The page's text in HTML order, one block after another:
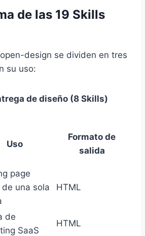
de las 19 Skills
design se dividen en tres
su uso:
de diseño (8 Skills)
Uso
Formato de
salida
page
de una sola
HTML
de
SaaS
HTML